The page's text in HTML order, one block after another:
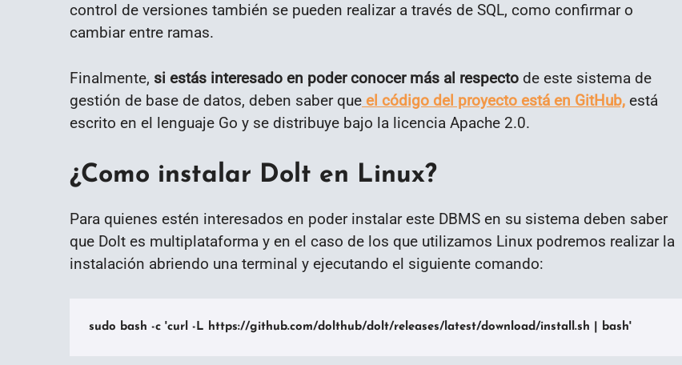
control de versiones también se pueden realizar a través de SQL, como confirmar o
cambiar entre ramas.
Finalmente, si estás interesado en poder conocer más al respecto de este sistema de
gestión de base de datos, deben saber que el código del proyecto está en GitHub, está
escrito en el lenguaje Go y se distribuye bajo la licencia Apache 2.0.
¿Como instalar Dolt en Linux?
Para quienes estén interesados en poder instalar este DBMS en su sistema deben saber
que Dolt es multiplataforma y en el caso de los que utilizamos Linux podremos realizar la
instalación abriendo una terminal y ejecutando el siguiente comando:
sudo bash -c 'curl -L https://github.com/dolthub/dolt/releases/latest/download/install.sh | bash'